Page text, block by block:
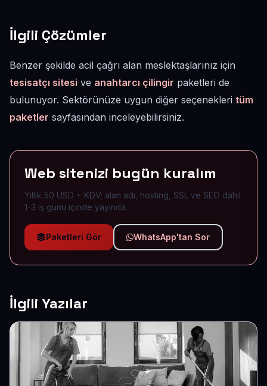
İlgili Çözümler
Benzer şekilde acil çağrı alan meslektaşlarınız için
tesisatçı sitesi ve anahtarcı çilingir paketleri de
bulunuyor. Sektörünüze uygun diğer seçenekleri tüm
paketler sayfasından inceleyebilirsiniz.
Web sitenizi bugün kuralım
Yıllık 50 USD + KDV; alan adı, hosting, SSL ve SEO dahil.
1-3 iş günü içinde yayında.
Paketleri Gör WhatsApp'tan Sor
İlgili Yazılar